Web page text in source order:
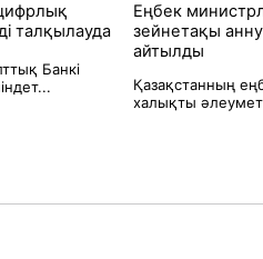
талқылауда
Банкі
Еңбек
зейнетақы
айтылды
Қазақстанның
халықты